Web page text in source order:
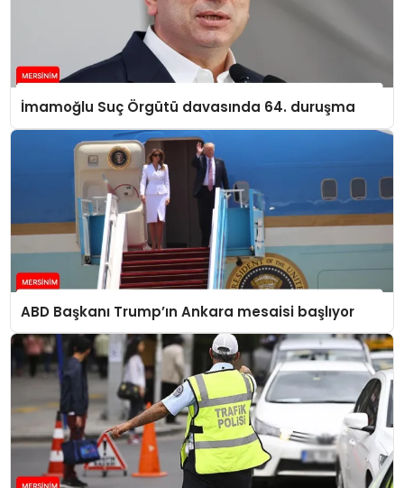
İmamoğlu Suç Örgütü davasında 64. duruşma
ABD Başkanı Trump’ın Ankara mesaisi başlıyor